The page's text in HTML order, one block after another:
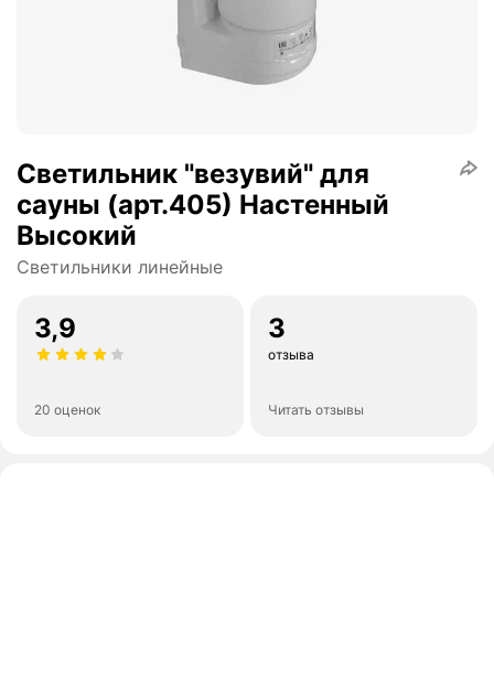
Светильник "везувий" для
сауны (арт.405) Настенный
Высокий
Светильники линейные
3,9
20 оценок
3
отзыва
Читать отзывы